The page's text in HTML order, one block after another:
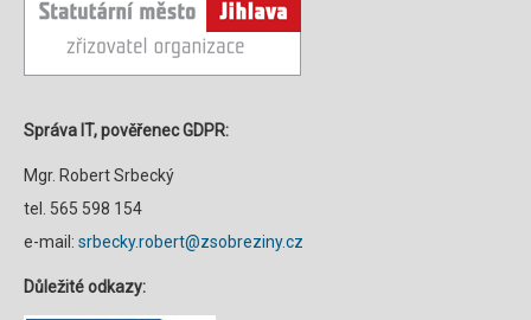
Správa IT, pověřenec GDPR:
Mgr. Robert Srbecký
tel. 565 598 154
e-mail: srbecky.robert@zsobreziny.cz
Důležité odkazy: